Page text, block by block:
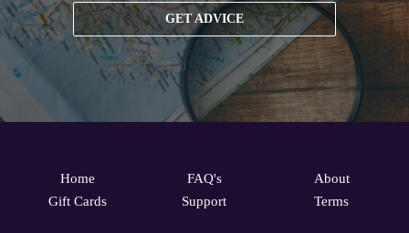
GET ADVICE
Home
Gift Cards
FAQ's
Support
About
Terms